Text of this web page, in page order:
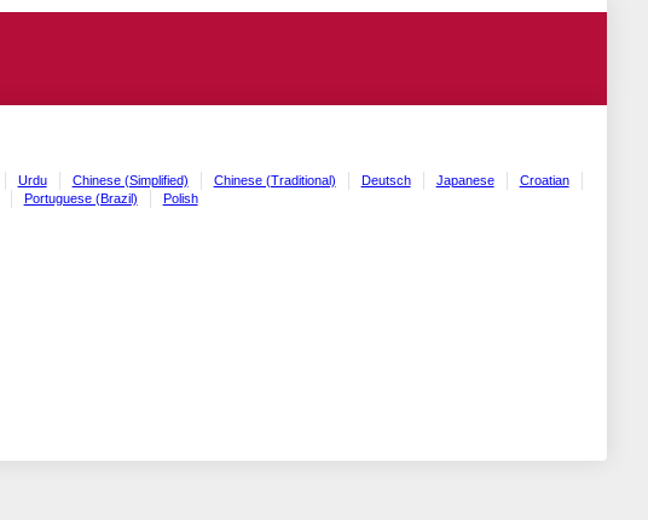
Urdu Chinese (Simplified) Chinese (Traditional) Deutsch Japanese
Croatian
Portuguese (Brazil) Polish